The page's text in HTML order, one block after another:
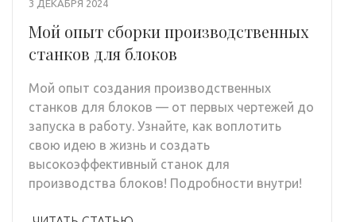
3 ДЕКАБРЯ 2024
Мой опыт сборки производственных
станков для блоков
Мой опыт создания производственных
станков для блоков — от первых чертежей до
запуска в работу. Узнайте, как воплотить
свою идею в жизнь и создать
высокоэффективный станок для
производства блоков! Подробности внутри!